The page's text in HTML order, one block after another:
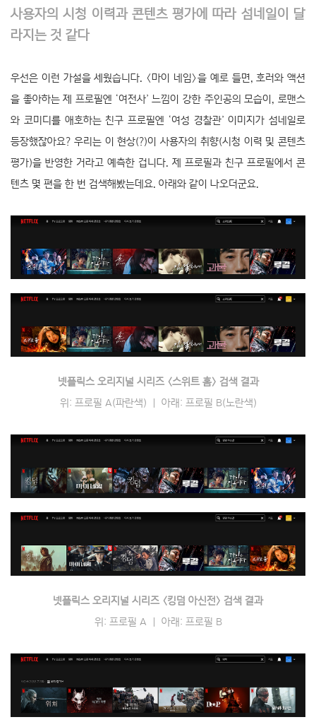
사용자의 시청 이력과 콘텐츠 평가에 따라 섬네일이 달
라지는 것 같다
우선은 이런 가설을 세웠습니다. 〈마이 네임〉을 예로 들면, 호러와 액션
을 좋아하는 제 프로필엔 ‘여전사’ 느낌이 강한 주인공의 모습이, 로맨스
와 코미디를 애호하는 친구 프로필엔 ‘여성 경찰관’ 이미지가 섬네일로
등장했잖아요? 우리는 이 현상(?)이 사용자의 취향(시청 이력 및 콘텐츠
평가)을 반영한 거라고 예측한 겁니다. 제 프로필과 친구 프로필에서 콘
텐츠 몇 편을 한 번 검색해봤는데요. 아래와 같이 나오더군요.
넷플릭스 오리지널 시리즈 〈스위트 홈〉 검색 결과
위: 프로필 A(파란색) ｜ 아래: 프로필 B(노란색)
넷플릭스 오리지널 시리즈 〈킹덤 아신전〉 검색 결과
위: 프로필 A ｜ 아래: 프로필 B